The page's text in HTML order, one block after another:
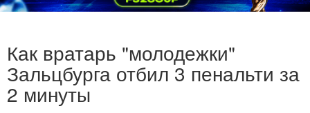
Как вратарь "молодежки"
Зальцбурга отбил 3 пенальти за
2 минуты